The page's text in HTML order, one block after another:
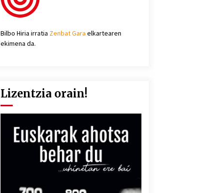
Bilbo Hiria irratia Zenbat Gara elkartearen
ekimena da.
Lizentzia orain!